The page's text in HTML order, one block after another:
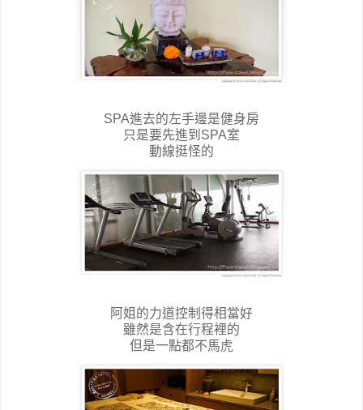
SPA進去的左手邊是健身房
只是要先進到SPA室
動線挺怪的
阿姐的力道控制得相當好
雖然是含在行程裡的
但是一點都不馬虎